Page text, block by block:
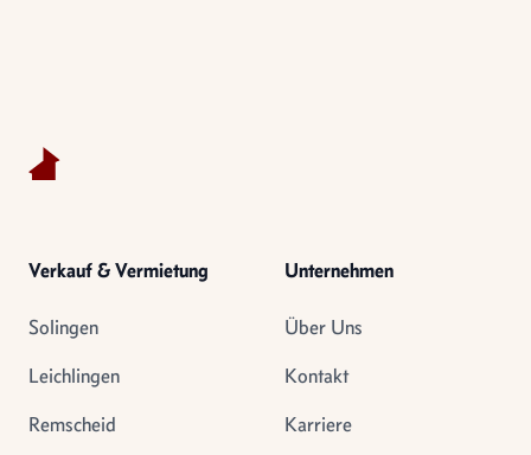
Verkauf & Vermietung
Solingen
Leichlingen
Remscheid
Unternehmen
Über Uns
Kontakt
Karriere